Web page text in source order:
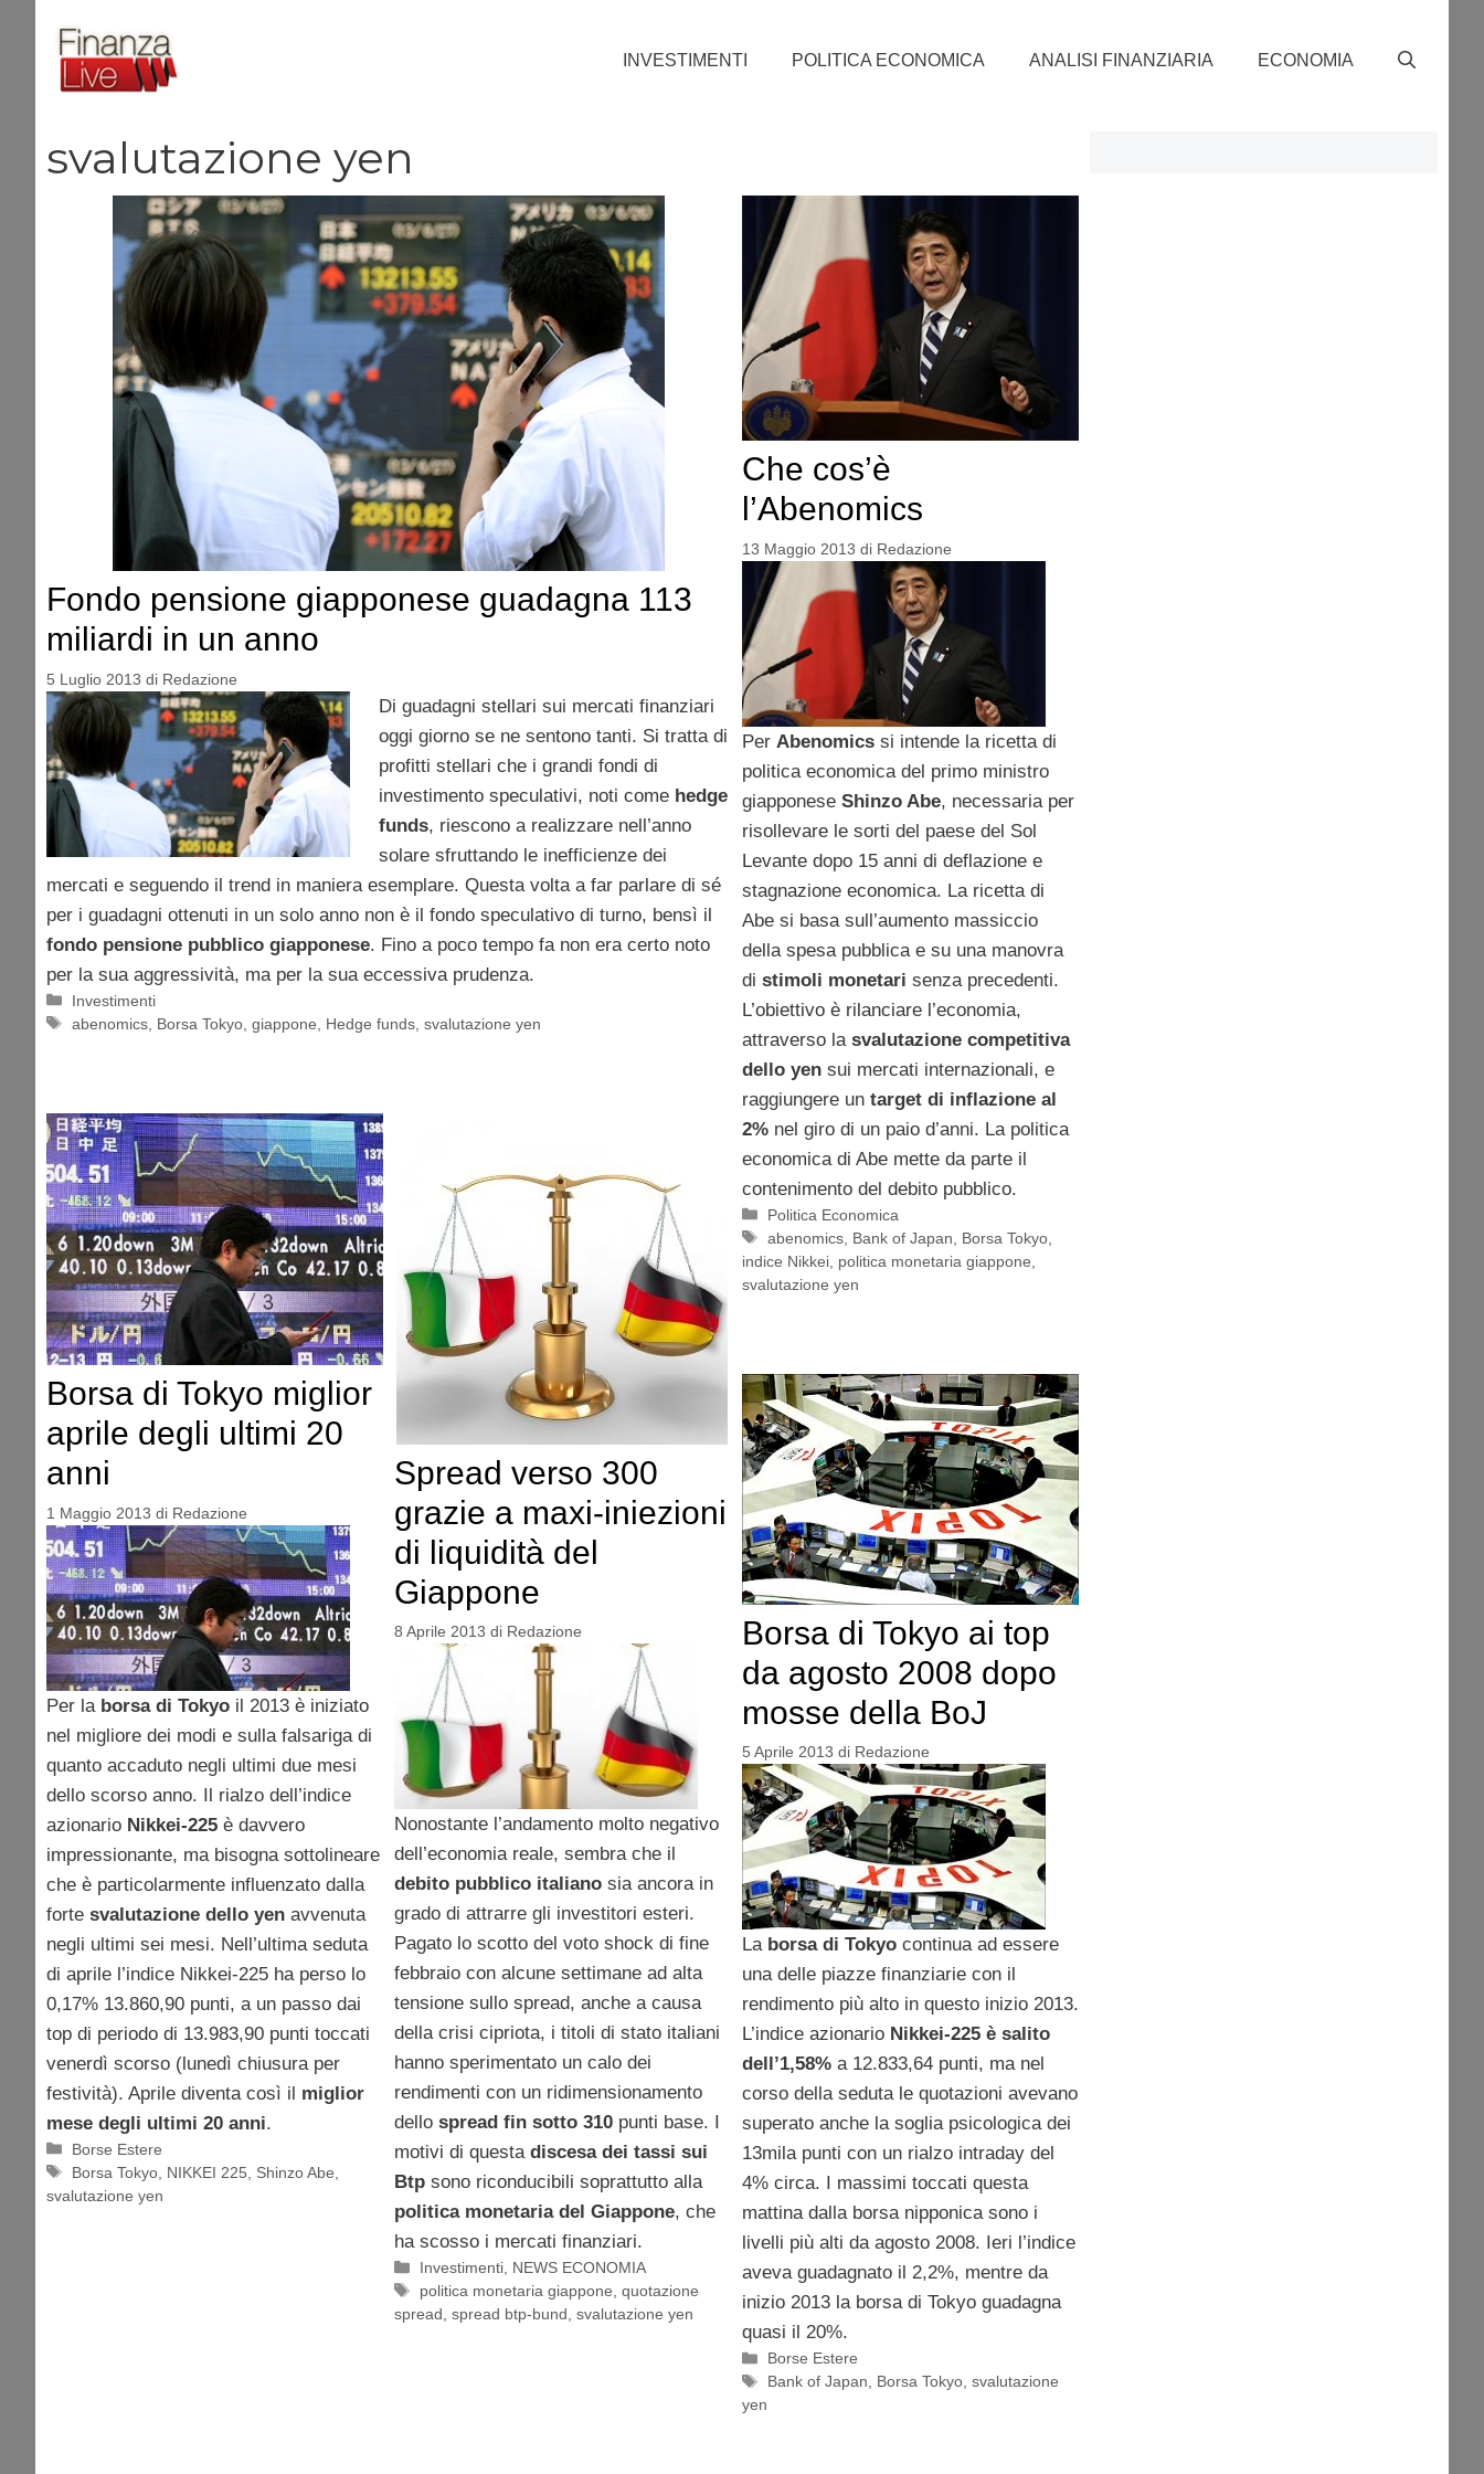
contenuto
INVESTIMENTI POLITICA ECONOMICA ANALISI FINANZIARIA ECONOMIA
svalutazione yen
Fondo pensione giapponese guadagna 113
miliardi in un anno
5 Luglio 2013 di Redazione
Di guadagni stellari sui mercati finanziari
oggi giorno se ne sentono tanti. Si tratta di
profitti stellari che i grandi fondi di
investimento speculativi, noti come hedge
funds, riescono a realizzare nell’anno
solare sfruttando le inefficienze dei
mercati e seguendo il trend in maniera esemplare. Questa volta a far parlare di sé
per i guadagni ottenuti in un solo anno non è il fondo speculativo di turno, bensì il
fondo pensione pubblico giapponese. Fino a poco tempo fa non era certo noto
per la sua aggressività, ma per la sua eccessiva prudenza.
Categorie
Investimenti
Tag
abenomics Borsa Tokyo ,giappone Hedge funds ,svalutazione yen
Che cos’è
l’Abenomics
13 Maggio 2013 di Redazione
Per Abenomicssi intende la ricetta di
politica economica del primo ministro
giapponese Shinzo Abe, necessaria per
risollevare le sorti del paese del Sol
Levante dopo 15 anni di deflazione e
stagnazione economica. La ricetta di
Abe si basa sull’aumento massiccio
della spesa pubblica e su una manovra
di stimoli monetari senza precedenti.
L’obiettivo è rilanciare l’economia,
attraverso la svalutazione competitiva
dello yen sui mercati internazionali, e
raggiungere un target di inflazione al
2%nel giro di un paio d’anni. La politica
economica di Abe mette da parte il
contenimento del debito pubblico.
Categorie
Politica Economica
Tag
abenomics Bank of Japan Borsa Tokyo
indice Nikkei, politica monetaria giappone
svalutazione yen
Borsa di Tokyo miglior
aprile degli ultimi 20
anni
1 Maggio 2013 di Redazione
Per la borsa di Tokyo il 2013 è iniziato
nel migliore dei modi e sulla falsariga di
quanto accaduto negli ultimi due mesi
dello scorso anno. Il rialzo dell’indice
azionario Nikkei-225 è davvero
impressionante, ma bisogna sottolineare
che è particolarmente influenzato dalla
forte svalutazione dello yen avvenuta
negli ultimi sei mesi. Nell’ultima seduta
di aprile l’indice Nikkei-225 ha perso lo
0,17% 13.860,90 punti, a un passo dai
top di periodo di 13.983,90 punti toccati
venerdì scorso (lunedì chiusura per
festività). Aprile diventa così il miglior
mese degli ultimi 20 anni.
Categorie
Borse Estere
Tag
Borsa Tokyo NIKKEI 225 Shinzo Abe
svalutazione yen
Spread verso 300
grazie a maxi-iniezioni
di liquidità del
Giappone
8 Aprile 2013 di Redazione
Nonostante l’andamento molto negativo
dell’economia reale, sembra che il
debito pubblico italiano sia ancora in
grado di attrarre gli investitori esteri.
Pagato lo scotto del voto shock di fine
febbraio con alcune settimane ad alta
tensione sullo spread, anche a causa
della crisi cipriota, i titoli di stato italiani
hanno sperimentato un calo dei
rendimenti con un ridimensionamento
dello spread fin sotto 310 punti base. I
motivi di questa discesa dei tassi sui
Btp sono riconducibili soprattutto alla
politica monetaria del Giappone, che
ha scosso i mercati finanziari.
Categorie
Investimenti NEWS ECONOMIA
Tag
politica monetaria giappone ,quotazione
spread spread btp-bund svalutazione yen
Borsa di Tokyo ai top
da agosto 2008 dopo
mosse della BoJ
5 Aprile 2013 di Redazione
La borsa di Tokyo continua ad essere
una delle piazze finanziarie con il
rendimento più alto in questo inizio 2013.
L’indice azionario Nikkei-225 è salito
dell’1,58%a 12.833,64 punti, ma nel
corso della seduta le quotazioni avevano
superato anche la soglia psicologica dei
13mila punti con un rialzo intraday del
4% circa. I massimi toccati questa
mattina dalla borsa nipponica sono i
livelli più alti da agosto 2008. Ieri l’indice
aveva guadagnato il 2,2%, mentre da
inizio 2013 la borsa di Tokyo guadagna
quasi il 20%.
Categorie
Borse Estere
Tag
Bank of Japan, Borsa Tokyo,svalutazione
yen